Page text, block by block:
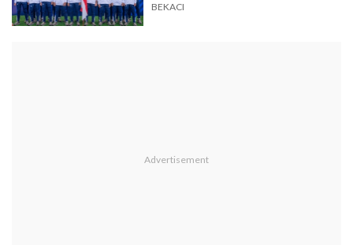
BEKACI